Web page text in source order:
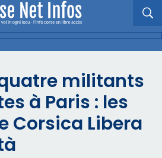
militants
à Paris : les
Corsica Libera